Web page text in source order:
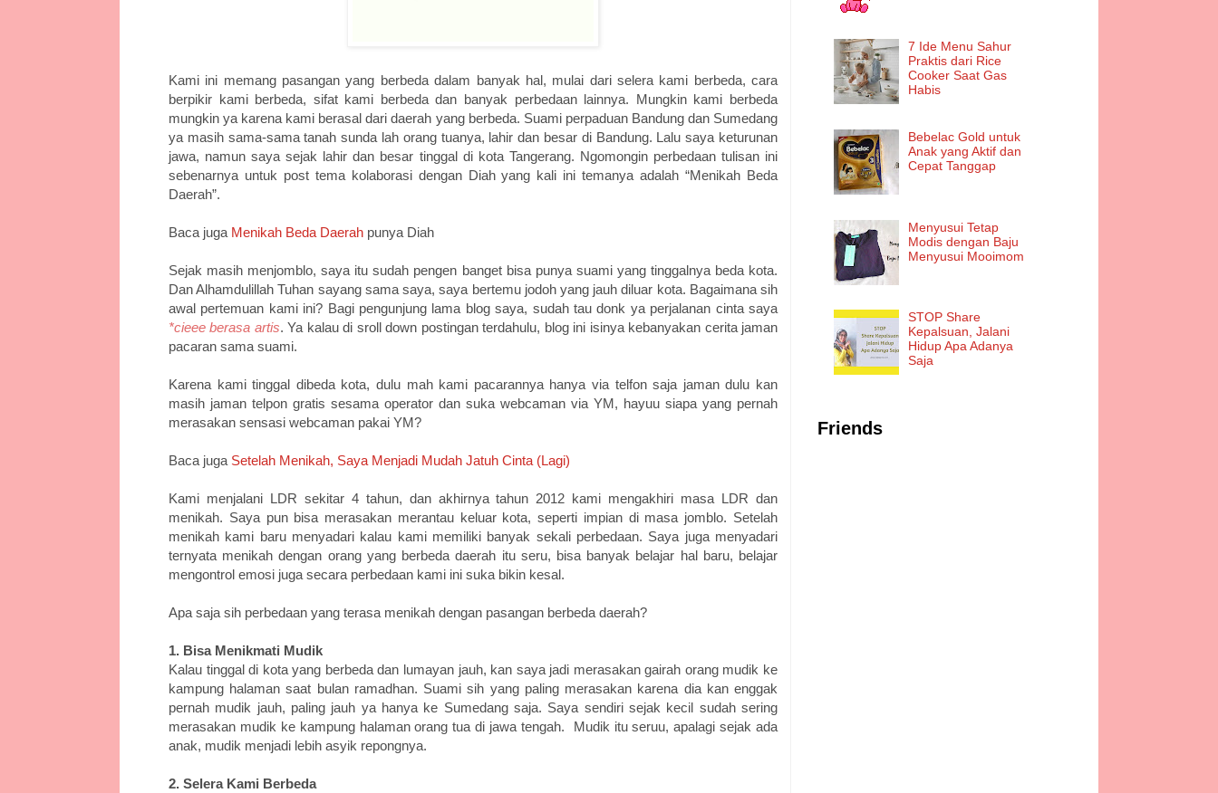
Kami ini memang pasangan yang berbeda dalam banyak hal, mulai dari selera kami berbeda, cara
berpikir kami berbeda, sifat kami berbeda dan banyak perbedaan lainnya. Mungkin kami berbeda
mungkin ya karena kami berasal dari daerah yang berbeda. Suami perpaduan Bandung dan Sumedang
ya masih sama-sama tanah sunda lah orang tuanya, lahir dan besar di Bandung. Lalu saya keturunan
jawa, namun saya sejak lahir dan besar tinggal di kota Tangerang. Ngomongin perbedaan tulisan ini
sebenarnya untuk post tema kolaborasi dengan Diah yang kali ini temanya adalah “Menikah Beda
Daerah”.
Baca juga Menikah Beda Daerah punya Diah
Sejak masih menjomblo, saya itu sudah pengen banget bisa punya suami yang tinggalnya beda kota.
Dan Alhamdulillah Tuhan sayang sama saya, saya bertemu jodoh yang jauh diluar kota. Bagaimana sih
awal pertemuan kami ini? Bagi pengunjung lama blog saya, sudah tau donk ya perjalanan cinta saya
*cieee berasa artis. Ya kalau di sroll down postingan terdahulu, blog ini isinya kebanyakan cerita jaman
pacaran sama suami.
Karena kami tinggal dibeda kota, dulu mah kami pacarannya hanya via telfon saja jaman dulu kan
masih jaman telpon gratis sesama operator dan suka webcaman via YM, hayuu siapa yang pernah
merasakan sensasi webcaman pakai YM?
Baca juga Setelah Menikah, Saya Menjadi Mudah Jatuh Cinta (Lagi)
Kami menjalani LDR sekitar 4 tahun, dan akhirnya tahun 2012 kami mengakhiri masa LDR dan
menikah. Saya pun bisa merasakan merantau keluar kota, seperti impian di masa jomblo. Setelah
menikah kami baru menyadari kalau kami memiliki banyak sekali perbedaan. Saya juga menyadari
ternyata menikah dengan orang yang berbeda daerah itu seru, bisa banyak belajar hal baru, belajar
mengontrol emosi juga secara perbedaan kami ini suka bikin kesal.
Apa saja sih perbedaan yang terasa menikah dengan pasangan berbeda daerah?
1. Bisa Menikmati Mudik
Kalau tinggal di kota yang berbeda dan lumayan jauh, kan saya jadi merasakan gairah orang mudik ke
kampung halaman saat bulan ramadhan. Suami sih yang paling merasakan karena dia kan enggak
pernah mudik jauh, paling jauh ya hanya ke Sumedang saja. Saya sendiri sejak kecil sudah sering
merasakan mudik ke kampung halaman orang tua di jawa tengah. Mudik itu seruu, apalagi sejak ada
anak, mudik menjadi lebih asyik repongnya.
2. Selera Kami Berbeda
7 Ide Menu Sahur
Praktis dari Rice
Cooker Saat Gas
Habis
Bebelac Gold untuk
Anak yang Aktif dan
Cepat Tanggap
Menyusui Tetap
Modis dengan Baju
Menyusui Mooimom
STOP Share
Kepalsuan, Jalani
Hidup Apa Adanya
Saja
Friends